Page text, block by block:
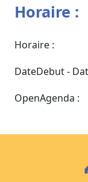
Horaire :
Horaire :
DateDebut -
OpenAgenda :